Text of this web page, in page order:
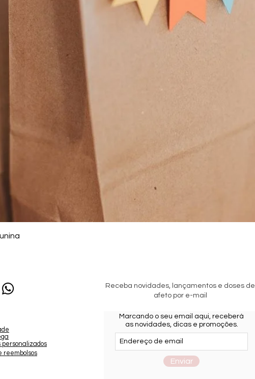
personalizados
reembolsos
Receba novidades, lançamentos e doses de
afeto por e-mail
Marcando o seu email aqui, receberá
as novidades, dicas e promoções.
Enviar